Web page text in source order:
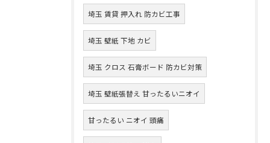
埼玉 賃貸 押入れ 防カビ工事
埼玉 壁紙 下地 カビ
埼玉 クロス 石膏ボード 防カビ対策
埼玉 壁紙張替え 甘ったるいニオイ
甘ったるい ニオイ 頭痛